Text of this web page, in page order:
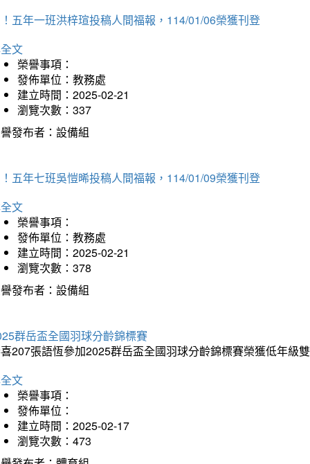
五年一班洪梓瑄投稿人間福報，114/01/06榮獲刊登
文
榮譽事項：
發佈單位：教務處
建立時間：2025-02-21
瀏覽次數：337
發布者：設備組
五年七班吳愷晞投稿人間福報，114/01/09榮獲刊登
文
榮譽事項：
發佈單位：教務處
建立時間：2025-02-21
瀏覽次數：378
發布者：設備組
群岳盃全國羽球分齡錦標賽
207張語恆參加2025群岳盃全國羽球分齡錦標賽榮獲低年級
文
榮譽事項：
發佈單位：
建立時間：2025-02-17
瀏覽次數：473